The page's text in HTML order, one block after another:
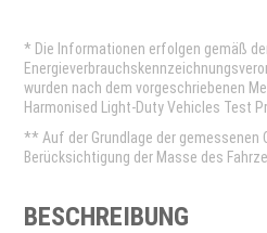
* Die Informationen erfolgen gemäß
wurden nach dem vorgeschriebenen
Harmonised Light-Duty Vehicles Test
** Auf der Grundlage der gemessenen
Berücksichtigung der Masse des
BESCHREIBUNG